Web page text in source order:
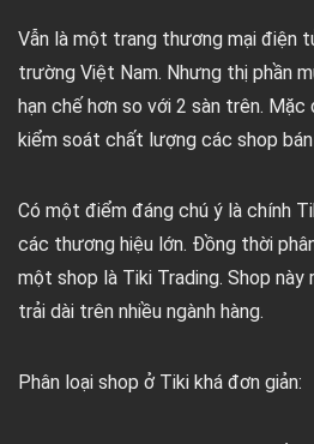
Vẫn là một trang thương mại điện
trường Việt Nam. Nhưng thị phần
hạn chế hơn so với 2 sàn trên.
kiểm soát chất lượng các shop bán
Có một điểm đáng chú ý là chính
các thương hiệu lớn. Đồng thời
một shop là Tiki Trading. Shop này
trải dài trên nhiều ngành hàng.
Phân loại shop ở Tiki khá đơn giản: